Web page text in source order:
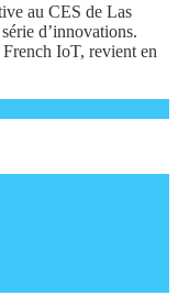
au CES de Las
d’innovations.
IoT, revient en